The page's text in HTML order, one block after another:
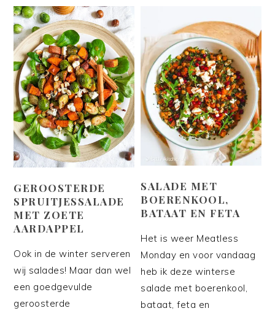
GEROOSTERDE
SPRUITJESSALADE
MET ZOETE
AARDAPPEL
Ook in de winter serveren
wij salades! Maar dan wel
een goedgevulde
geroosterde
SALADE MET
BOERENKOOL,
BATAAT EN FETA
Het is weer Meatless
Monday en voor vandaag
heb ik deze winterse
salade met boerenkool,
bataat, feta en